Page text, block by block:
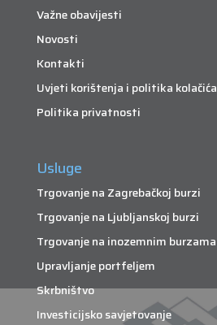
Važne obavijesti
Novosti
Kontakti
Uvjeti korištenja i politika kolačića
Politika privatnosti
Usluge
Trgovanje na Zagrebačkoj burzi
Trgovanje na Ljubljanskoj burzi
Trgovanje na inozemnim burzama
Upravljanje portfeljem
Skrbništvo
Investicijsko savjetovanje